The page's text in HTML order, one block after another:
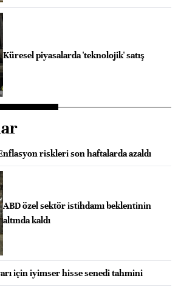
Küresel piyasalarda 'teknolojik' satış
riskleri son haftalarda azaldı
ABD özel sektör istihdamı beklentinin
altında kaldı
için iyimser hisse senedi tahmini